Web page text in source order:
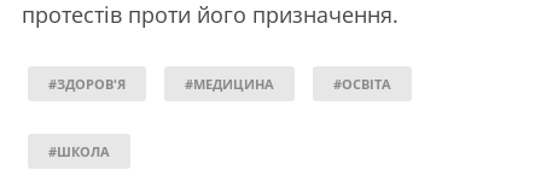
протестів проти його призначення.
#ЗДОРОВ'Я #МЕДИЦИНА #ОСВІТА
#ШКОЛА